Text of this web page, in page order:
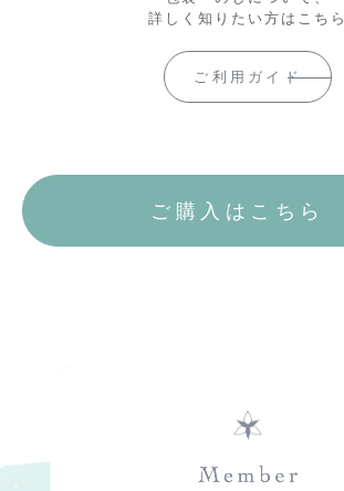
詳しく知りたい方はこちら
ご利用ガイド
ご購入はこちら